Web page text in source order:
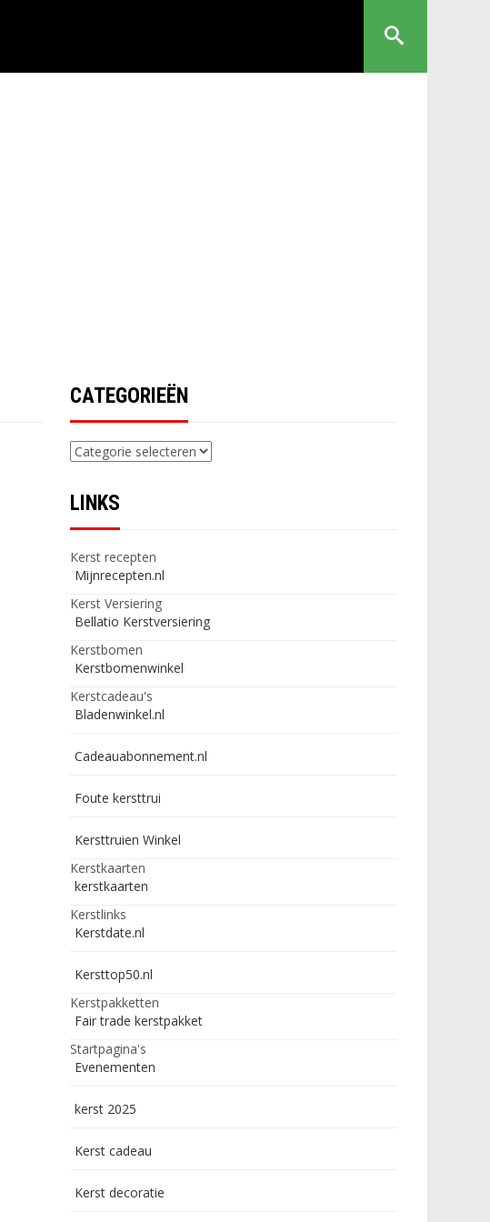
CATEGORIEËN
Categorieën
LINKS
Kerst recepten
Mijnrecepten.nl
Kerst Versiering
Bellatio Kerstversiering
Kerstbomen
Kerstbomenwinkel
Kerstcadeau's
Bladenwinkel.nl
Cadeauabonnement.nl
Foute kersttrui
Kersttruien Winkel
Kerstkaarten
kerstkaarten
Kerstlinks
Kerstdate.nl
Kersttop50.nl
Kerstpakketten
Fair trade kerstpakket
Startpagina's
Evenementen
kerst 2025
Kerst cadeau
Kerst decoratie